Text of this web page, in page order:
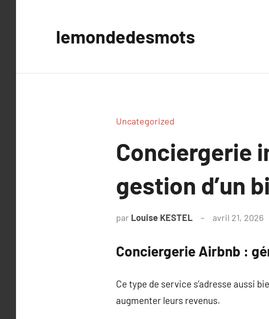
lemondedesmots
Uncategorized
Conciergerie
gestion d’un
par Louise KESTEL avril 21, 2026
Conciergerie Airbnb :
Ce type de service s’adresse aussi
augmenter leurs revenus.